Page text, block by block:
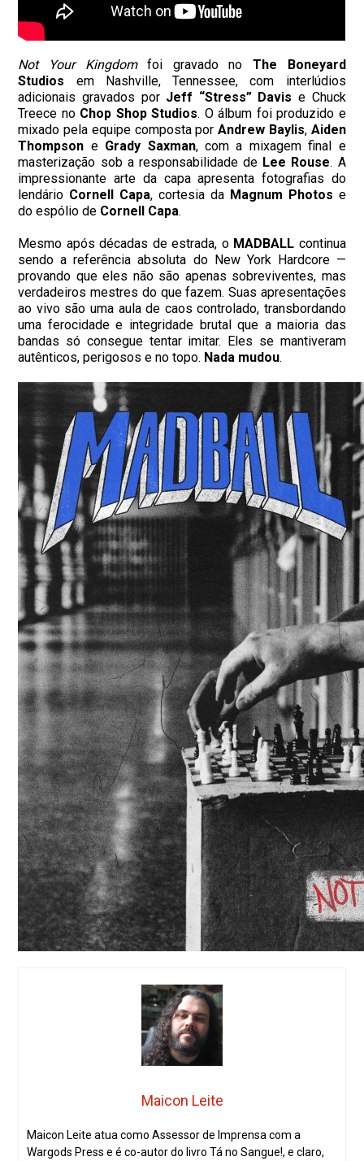
Not Your Kingdomfoi gravado noThe Boneyard
Studios em Nashville, Tennessee, com interlúdios
adicionais gravados por Jeff “Stress” Davis e Chuck
Treece no Chop Shop Studios. O álbum foi produzido e
mixado pela equipe composta porAndrew Baylis, Aiden
Thompson e Grady Saxman, com a mixagem final e
masterização sob a responsabilidade de Lee Rouse. A
impressionante arte da capa apresenta fotografias do
lendário Cornell Capa, cortesia da Magnum Photos e
do espólio de Cornell Capa.
Mesmo após décadas de estrada, o MADBALL continua
sendo a referência absoluta do New York Hardcore —
provando que eles não são apenas sobreviventes, mas
verdadeiros mestres do que fazem. Suas apresentações
ao vivo são uma aula de caos controlado, transbordando
uma ferocidade e integridade brutal que a maioria das
bandas só consegue tentar imitar. Eles se mantiveram
autênticos, perigosos e no topo. Nada mudou.
Maicon Leite
Maicon Leite atua como Assessor de Imprensa com a
Wargods Press e é co-autor do livro Tá no Sangue!, e claro,